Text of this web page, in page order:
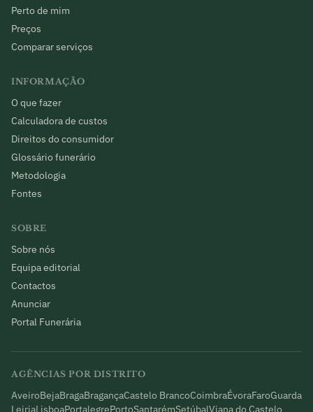
Perto de mim
Preços
Comparar serviços
INFORMAÇÃO
O que fazer
Calculadora de custos
Direitos do consumidor
Glossário funerário
Metodologia
Fontes
SOBRE
Sobre nós
Equipa editorial
Contactos
Anunciar
Portal Funerária
AGÊNCIAS POR DISTRITO
AveiroBejaBragaBragançaCastelo BrancoCoimbraÉvoraFaroGuarda
LeiriaLisboaPortalegrePortoSantarémSetúbalViana do Castelo